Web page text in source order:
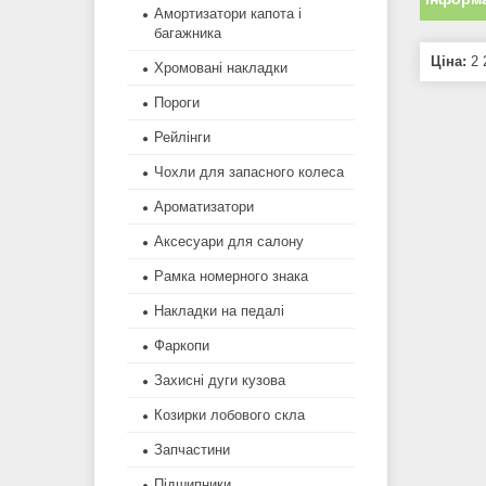
Ціна: 2
Амортизатори капота і
багажника
Хромовані накладки
Пороги
Рейлінги
Чохли для запасного колеса
Ароматизатори
Аксесуари для салону
Рамка номерного знака
Накладки на педалі
Фаркопи
Захисні дуги кузова
Козирки лобового скла
Запчастини